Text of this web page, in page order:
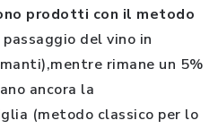
prodotti con il metodo
del vino in
rimane un 5%
ancora la
(metodo classico per lo